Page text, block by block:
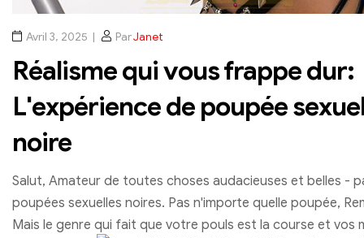
Avril 3, 2025 ParJanet
Réalisme qui vous frappe dur:
L'expérience de poupée
noire
Salut, Amateur de toutes choses audacieuses et belles -
poupées sexuelles noires. Pas n'importe quelle poupée,
Mais le genre qui fait que votre pouls est la course et vos